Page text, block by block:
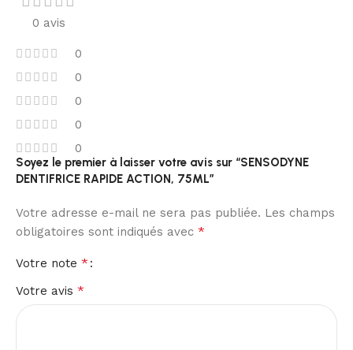
0 avis
0
0
0
0
0
Soyez le premier à laisser votre avis sur “SENSODYNE
DENTIFRICE RAPIDE ACTION, 75ML”
Votre adresse e-mail ne sera pas publiée. Les champs
obligatoires sont indiqués avec *
Votre note *
Votre avis *